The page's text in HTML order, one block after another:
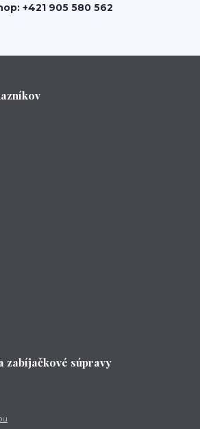
+421 905 580 562
zabíjačkové súpravy